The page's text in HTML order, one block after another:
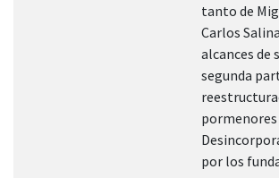
tanto de
Carlos
alcances de
segunda
pormenores
por los